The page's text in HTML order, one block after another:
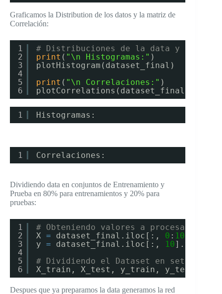
Graficamos la Distribution de los datos y la matriz de
Correlación:
1
2
3
4
5
6
# Distribuciones de la data y
print ( "\n Histogramas:" )
plotHistogram(dataset_final)
print ( "\n Correlaciones:" )
plotCorrelations(dataset_final)
1 Histogramas:
1 Correlaciones:
Dividiendo data en conjuntos de Entrenamiento y
Prueba en 80% para entrenamientos y 20% para
pruebas:
1
2
3
4
5
6
# Obteniendo valores a procesar
X = dataset_final.iloc[:, 0 : 10
y = dataset_final.iloc[:, 10].values
# Dividiendo el Dataset en sets de
X_train, X_test, y_train, y_test
Despues que ya preparamos la data generamos la red